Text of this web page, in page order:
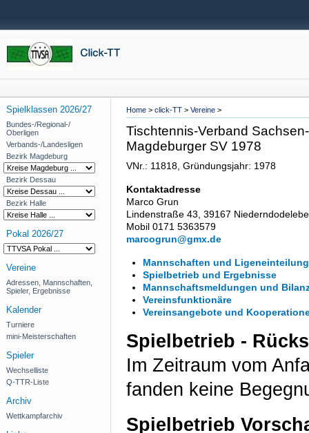
Home > click-TT > Vereine >
Spielklassen 2026/27
Bundes-/Regional-/
Oberligen
Verbands-/Landesligen
Bezirk Magdeburg
Bezirk Dessau
Bezirk Halle
Pokal 2026/27
Vereine
Adressen, Mannschaften,
Spieler, Ergebnisse
Kalender
Turniere
mini-Meisterschaften
Spieler
Wechselliste
Q-TTR-Liste
Archiv
Wettkampfarchiv
Tischtennis-Verband
Magdeburger SV 1978
VNr.: 11818, Gründungsjahr: 1978
Kontaktadresse
Marco Grun
Lindenstraße 43, 39167
Mobil 0171 5363579
marcogrun@gmx.de
Mannschaften und Ligeneinteilung
Spielbetrieb und Ergebnisse
Mannschaftsmeldungen und
Vereinsfunktionäre
Vereinsangebote und
Spielbetrieb -
Im Zeitraum vom
fanden keine
Spielbetrieb